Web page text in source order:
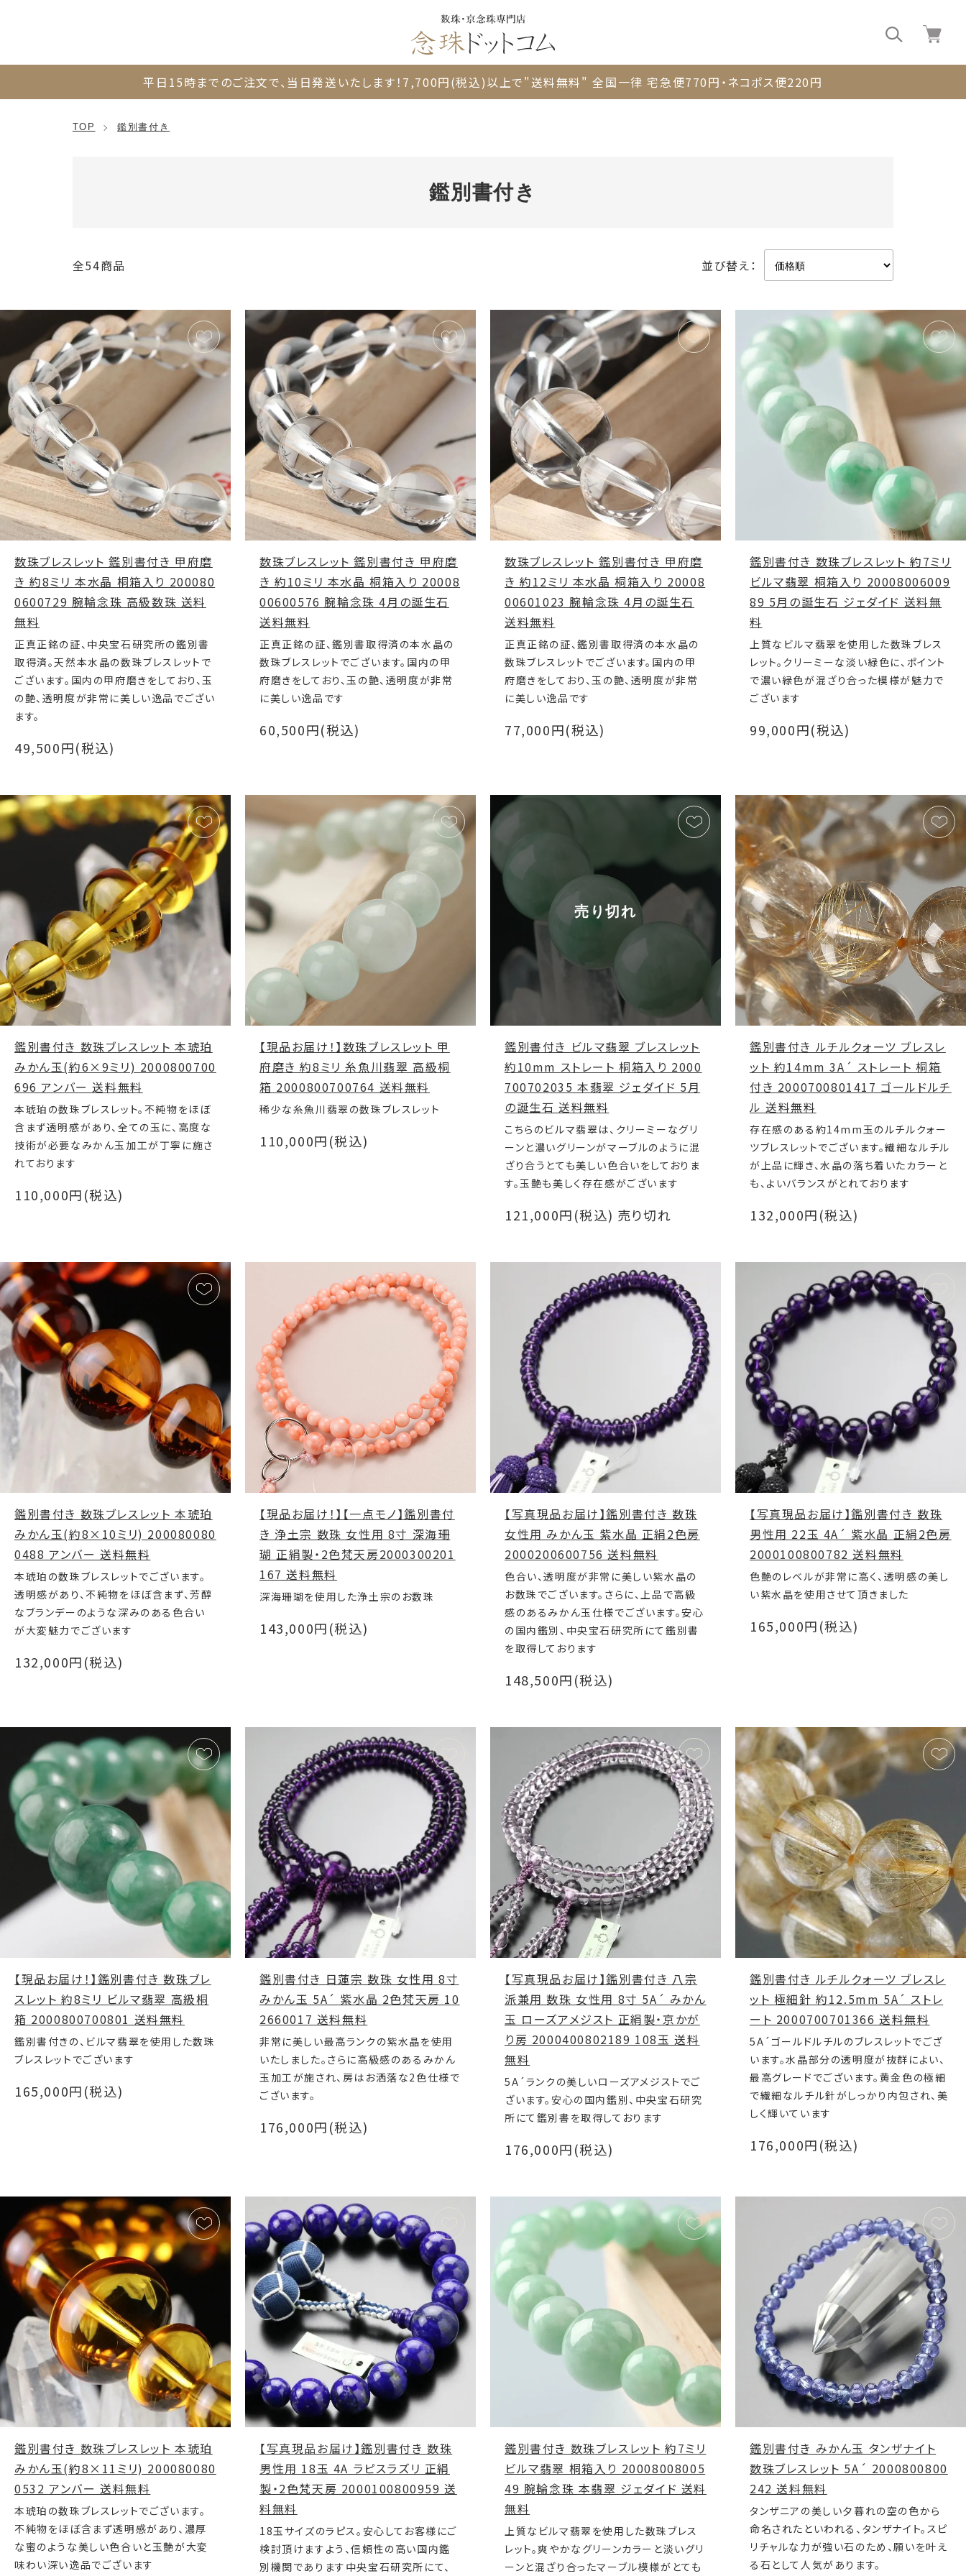
0
平日15時までのご注文で、 当日発送いたします！ 7,700円(税込)以上で"送料無料" 全国一律 宅急便770円・ネコポス便220円
TOP 鑑別書付き
鑑別書付き
全54商品 並び替え：
数珠ブレスレット 鑑別書付き 甲府磨
き 約8ミリ 本水晶 桐箱入り 200080
0600729 腕輪念珠 高級数珠 送料
無料
正真正銘の証、中央宝石研究所の鑑別書
取得済。天然本水晶の数珠ブレスレットで
ございます。国内の甲府磨きをしており、玉
の艶、透明度が非常に美しい逸品でござい
ます。
49,500円(税込)
数珠ブレスレット 鑑別書付き 甲府磨
き 約10ミリ 本水晶 桐箱入り 20008
00600576 腕輪念珠 4月の誕生石
送料無料
正真正銘の証、鑑別書取得済の本水晶の
数珠ブレスレットでございます。国内の甲
府磨きをしており、玉の艶、透明度が非常
に美しい逸品です
60,500円(税込)
数珠ブレスレット 鑑別書付き 甲府磨
き 約12ミリ 本水晶 桐箱入り 20008
00601023 腕輪念珠 4月の誕生石
送料無料
正真正銘の証、鑑別書取得済の本水晶の
数珠ブレスレットでございます。国内の甲
府磨きをしており、玉の艶、透明度が非常
に美しい逸品です
77,000円(税込)
鑑別書付き 数珠ブレスレット 約7ミリ
ビルマ翡翠 桐箱入り 20008006009
89 5月の誕生石 ジェダイド 送料無
料
上質なビルマ翡翠を使用した数珠ブレス
レット。クリーミーな淡い緑色に、ポイント
で濃い緑色が混ざり合った模様が魅力で
ございます
99,000円(税込)
鑑別書付き 数珠ブレスレット 本琥珀
みかん玉(約6×9ミリ) 2000800700
696 アンバー 送料無料
本琥珀の数珠ブレスレット。不純物をほぼ
含まず透明感があり、全ての玉に、高度な
技術が必要なみかん玉加工が丁寧に施さ
れております
110,000円(税込)
【現品お届け！】数珠ブレスレット 甲
府磨き 約8ミリ 糸魚川翡翠 高級桐
箱 2000800700764 送料無料
稀少な糸魚川翡翠の数珠ブレスレット
110,000円(税込)
売り切れ
鑑別書付き ビルマ翡翠 ブレスレット
約10mm ストレート 桐箱入り 2000
700702035 本翡翠 ジェダイド 5月
の誕生石 送料無料
こちらのビルマ翡翠は、クリーミーなグリ
ーンと濃いグリーンがマーブルのように混
ざり合うとても美しい色合いをしておりま
す。玉艶も美しく存在感がございます
121,000円(税込) 売り切れ
鑑別書付き ルチルクォーツ ブレスレ
ット 約14mm 3A´ ストレート 桐箱
付き 2000700801417 ゴールドルチ
ル 送料無料
存在感のある約14mm玉のルチルクォー
ツブレスレットでございます。繊細なルチル
が上品に輝き、水晶の落ち着いたカラーと
も、よいバランスがとれております
132,000円(税込)
鑑別書付き 数珠ブレスレット 本琥珀
みかん玉(約8×10ミリ) 200080080
0488 アンバー 送料無料
本琥珀の数珠ブレスレットでございます。
透明感があり、不純物をほぼ含まず、芳醇
なブランデーのような深みのある色合い
が大変魅力でございます
132,000円(税込)
【現品お届け！】【一点モノ】鑑別書付
き 浄土宗 数珠 女性用 8寸 深海珊
瑚 正絹製・2色梵天房2000300201
167 送料無料
深海珊瑚を使用した浄土宗のお数珠
143,000円(税込)
【写真現品お届け】鑑別書付き 数珠
女性用 みかん玉 紫水晶 正絹2色房
2000200600756 送料無料
色合い、透明度が非常に美しい紫水晶の
お数珠でございます。さらに、上品で高級
感のあるみかん玉仕様でございます。安心
の国内鑑別、中央宝石研究所にて鑑別書
を取得しております
148,500円(税込)
【写真現品お届け】鑑別書付き 数珠
男性用 22玉 4A´ 紫水晶 正絹2色房
2000100800782 送料無料
色艶のレベルが非常に高く、透明感の美し
い紫水晶を使用させて頂きました
165,000円(税込)
【現品お届け！】鑑別書付き 数珠ブレ
スレット 約8ミリ ビルマ翡翠 高級桐
箱 2000800700801 送料無料
鑑別書付きの、ビルマ翡翠を使用した数珠
ブレスレットでございます
165,000円(税込)
鑑別書付き 日蓮宗 数珠 女性用 8寸
みかん玉 5A´ 紫水晶 2色梵天房 10
2660017 送料無料
非常に美しい最高ランクの紫水晶を使用
いたしました。さらに高級感のあるみかん
玉加工が施され、房はお洒落な2色仕様で
ございます。
176,000円(税込)
【写真現品お届け】鑑別書付き 八宗
派兼用 数珠 女性用 8寸 5A´ みかん
玉 ローズアメジスト 正絹製・京かが
り房 2000400802189 108玉 送料
無料
5A´ランクの美しいローズアメジストでご
ざいます。安心の国内鑑別、中央宝石研究
所にて鑑別書を取得しております
176,000円(税込)
鑑別書付き ルチルクォーツ ブレスレ
ット 極細針 約12.5mm 5A´ ストレ
ート 2000700701366 送料無料
5A´ゴールドルチルのブレスレットでござ
います。水晶部分の透明度が抜群によい、
最高グレードでございます。黄金色の極細
で繊細なルチル針がしっかり内包され、美
しく輝いています
176,000円(税込)
鑑別書付き 数珠ブレスレット 本琥珀
みかん玉(約8×11ミリ) 200080080
0532 アンバー 送料無料
本琥珀の数珠ブレスレットでございます。
不純物をほぼ含まず透明感があり、濃厚
な蜜のような美しい色合いと玉艶が大変
味わい深い逸品でございます
【写真現品お届け】鑑別書付き 数珠
男性用 18玉 4A ラピスラズリ 正絹
製・2色梵天房 2000100800959 送
料無料
18玉サイズのラピス。安心してお客様にご
検討頂けますよう、信頼性の高い国内鑑
別機関であります中央宝石研究所にて、
鑑別書付き 数珠ブレスレット 約7ミリ
ビルマ翡翠 桐箱入り 20008008005
49 腕輪念珠 本翡翠 ジェダイド 送料
無料
上質なビルマ翡翠を使用した数珠ブレス
レット。爽やかなグリーンカラーと淡いグリ
ーンと混ざり合ったマーブル模様がとても
鑑別書付き みかん玉 タンザナイト
数珠ブレスレット 5A´ 2000800800
242 送料無料
タンザニアの美しい夕暮れの空の色から
命名されたといわれる、タンザナイト。スピ
リチャルな力が強い石のため、願いを叶え
る石として人気があります。